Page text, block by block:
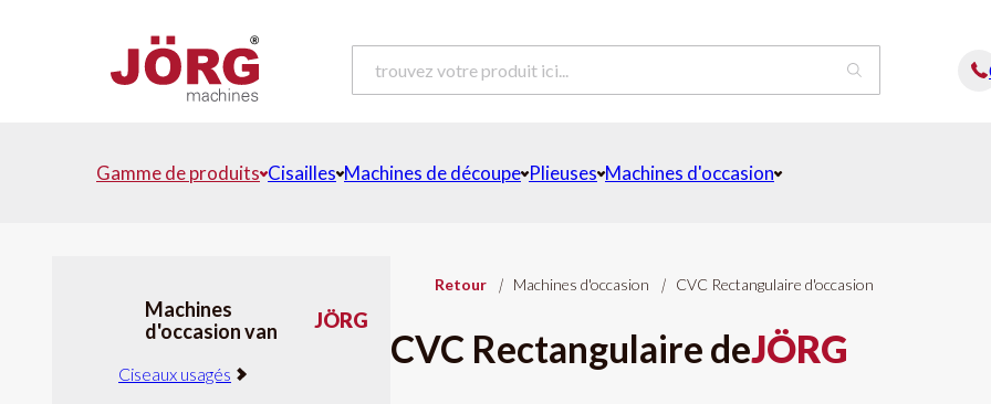
Gamme de produits Cisailles Machines de découpe Plieuses Machines d'occasion
Machines
d'occasion van
JÖRG
Ciseaux usagés
Retour | Machines d'occasion | CVC Rectangulaire d'occasion
CVC Rectangulaire deJÖRG